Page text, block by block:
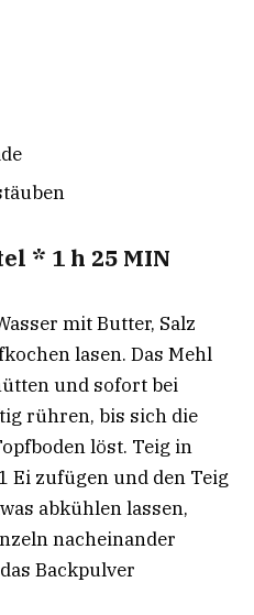
* 1 h 25 MIN
mit Butter, Salz
lasen. Das Mehl
und sofort bei
rühren, bis sich die
löst. Teig in
Ei zufügen und den Teig
abkühlen lassen,
nacheinander
Backpulver